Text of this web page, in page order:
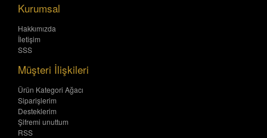
Kurumsal
Hakkımızda
İletişim
SSS
Müşteri İlişkileri
Ürün Kategori Ağacı
Siparişlerim
Desteklerim
Şifremi unuttum
RSS